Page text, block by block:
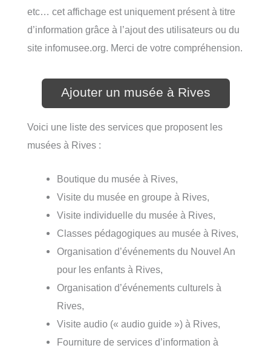
etc… cet affichage est uniquement présent à titre
d’information grâce à l’ajout des utilisateurs ou du
site infomusee.org. Merci de votre compréhension.
Ajouter un musée à Rives
Voici une liste des services que proposent les
musées à Rives :
Boutique du musée à Rives,
Visite du musée en groupe à Rives,
Visite individuelle du musée à Rives,
Classes pédagogiques au musée à Rives,
Organisation d’événements du Nouvel An
pour les enfants à Rives,
Organisation d’événements culturels à
Rives,
Visite audio (« audio guide ») à Rives,
Fourniture de services d’information à